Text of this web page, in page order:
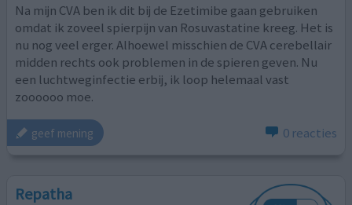
Na mijn CVA ben ik dit bij de Ezetimibe gaan gebruiken
omdat ik zoveel spierpijn van Rosuvastatine kreeg. Het is
nu nog veel erger. Alhoewel misschien de CVA cerebellair
midden rechts ook problemen in de spieren geven. Nu
een luchtweginfectie erbij, ik loop helemaal vast
zoooooo moe.
geef mening 0 reacties
Repatha